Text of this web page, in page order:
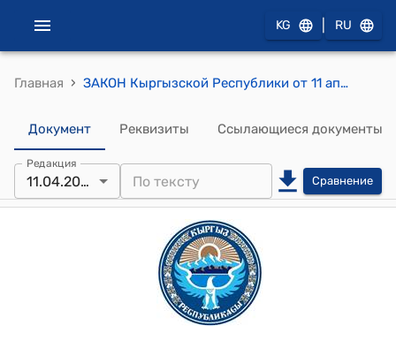
KG RU
Главная › ЗАКОН Кыргызской Республики от 11 апреля 2023 года № 87 "О ценообразовании"
Документ Реквизиты Ссылающиеся документы
Редакция
11.04.2023 Сравнение